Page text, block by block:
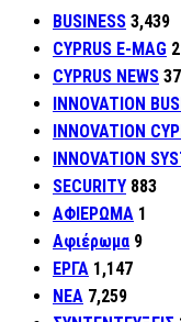
BUSINESS 3,439
CYPRUS E-MAG 2
CYPRUS NEWS
INNOVATION
INNOVATION
INNOVATION
SECURITY 883
ΑΦΙΕΡΩΜΑ 1
Αφιέρωμα 9
ΕΡΓΑ 1,147
ΝΕΑ 7,259